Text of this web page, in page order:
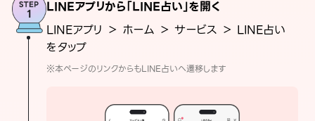
LINEアプリから「LINE占い」を開く
LINEアプリ ＞ ホーム ＞ サービス ＞ LINE占い
をタップ
※本ページのリンクからもLINE占いへ遷移します